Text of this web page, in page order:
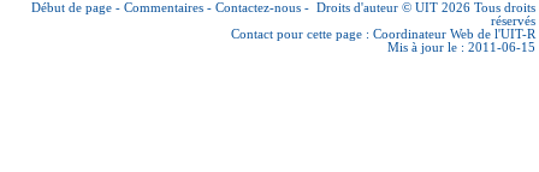
Début de page - Commentaires - Contactez-nous - Droits d'auteur © UIT 2026 Tous droits
réservés
Contact pour cette page : Coordinateur Web de l'UIT-R
Mis à jour le : 2011-06-15